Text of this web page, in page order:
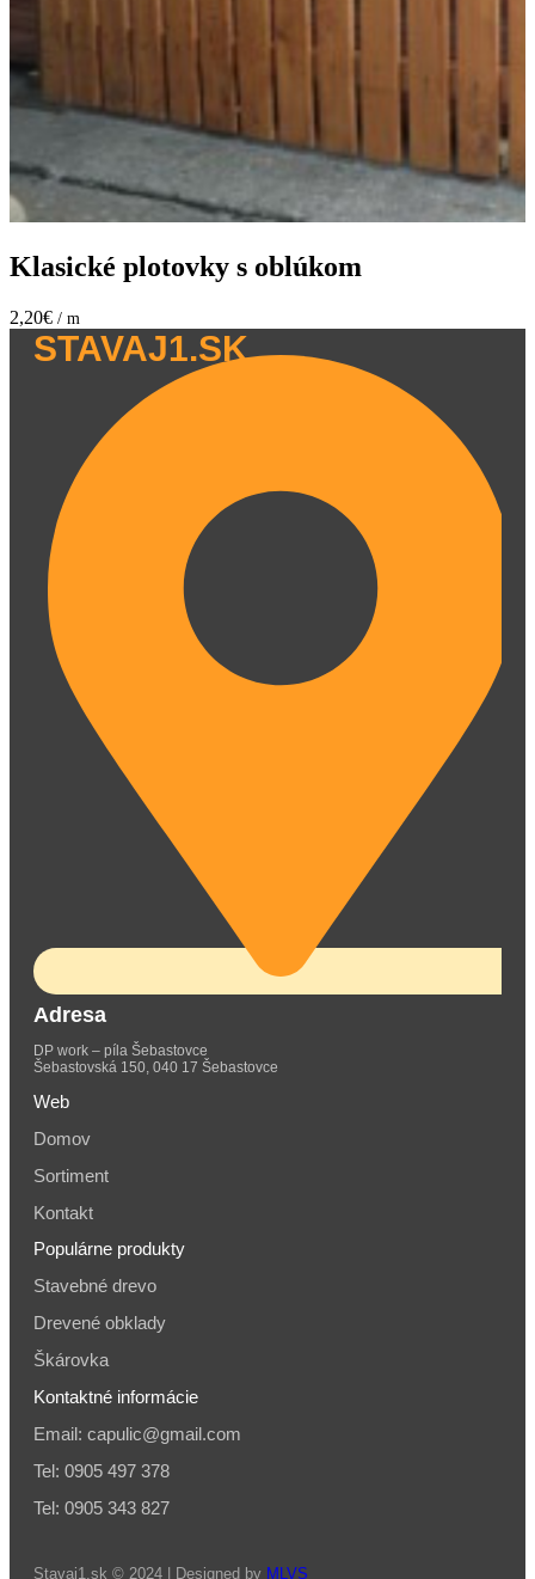
Klasické plotovky s oblúkom
2,20€ / m
STAVAJ1.SK
Adresa
DP work – píla Šebastovce
Šebastovská 150, 040 17 Šebastovce
Web
Domov
Sortiment
Kontakt
Populárne produkty
Stavebné drevo
Drevené obklady
Škárovka
Kontaktné informácie
Email: capulic@gmail.com
Tel: 0905 497 378
Tel: 0905 343 827
Stavaj1.sk © 2024 | Designed by MLVS